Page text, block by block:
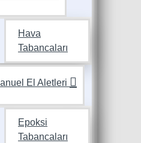
Hava
Tabancaları
El Aletleri
Epoksi
Tabancaları